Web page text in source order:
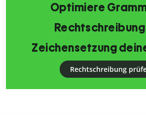
Optimiere
Zeichensetzung
Rechtschreibung